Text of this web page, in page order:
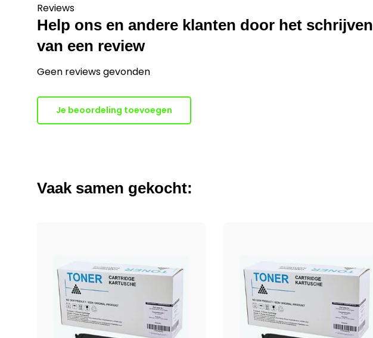
Reviews
Help ons en andere klanten door het schrijven
van een review
Geen reviews gevonden
Je beoordeling toevoegen
Vaak samen gekocht: